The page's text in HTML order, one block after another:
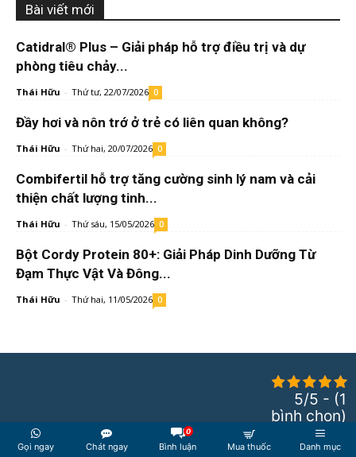
Bài viết mới
Catidral® Plus – Giải pháp hỗ trợ điều trị và dự
phòng tiêu chảy...
Thái Hữu - Thứ tư, 22/07/2026 0
Đầy hơi và nôn trớ ở trẻ có liên quan không?
Thái Hữu - Thứ hai, 20/07/2026 0
Combifertil hỗ trợ tăng cường sinh lý nam và cải
thiện chất lượng tinh...
Thái Hữu - Thứ sáu, 15/05/2026 0
Bột Cordy Protein 80+: Giải Pháp Dinh Dưỡng Từ
Đạm Thực Vật Và Đông...
Thái Hữu - Thứ hai, 11/05/2026 0
5/5 - (1
bình chọn)
Gọi ngay Chát ngay
0
Bình luận Mua thuốc Danh mục